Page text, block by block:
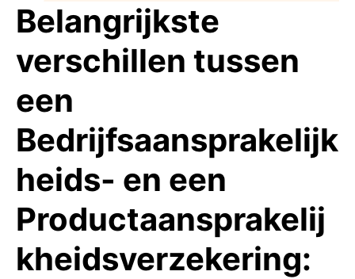
Belangrijkste
verschillen tussen
een
Bedrijfsaansprakelijk
heids- en een
Productaansprakelij
kheidsverzekering: